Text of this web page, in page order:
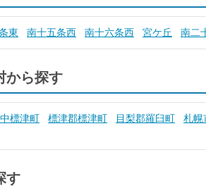
東 南十五条西 南十六条西 宮ケ丘 南二
から探す
標津町 標津郡標津町 目梨郡羅臼町 札幌
す